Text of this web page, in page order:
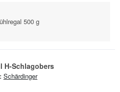
500 g
H-Schlagobers
Schärdinger